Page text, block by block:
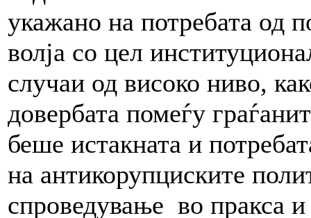
укажано на потребата од
волја со цел
случаи од високо ниво,
довербата помеѓу
беше истакната и
на антикорупциските
спроведување во пракса